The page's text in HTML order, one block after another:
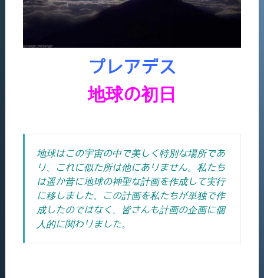
プレアデス
地球の初日
地球はこの宇宙の中で美しく特別な場所であ
り、これに似た所は他にありません。 私たち
は遥か昔に地球の神聖な計画を作成して実行
に移しました。
この計画を私たちが単独で作
成したのではなく、皆さんも計画の企画に個
人的に関わりました。